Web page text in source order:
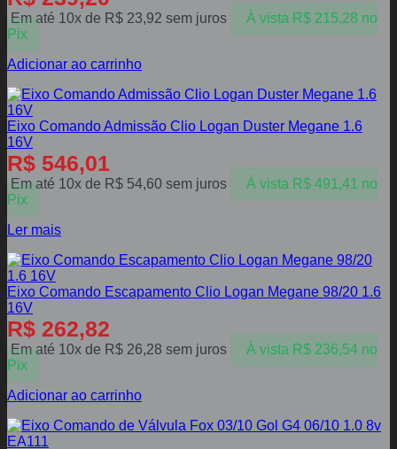
Em até 10x de R$ 23,92 sem juros À vista R$215,28 no
Pix
Adicionar ao carrinho
Eixo Comando Admissão Clio Logan Duster Megane 1.6
16V
R$ 546,01
Em até 10x de R$ 54,60 sem juros À vista R$491,41 no
Pix
Ler mais
Eixo Comando Escapamento Clio Logan Megane 98/20 1.6
16V
R$ 262,82
Em até 10x de R$ 26,28 sem juros À vista R$236,54 no
Pix
Adicionar ao carrinho